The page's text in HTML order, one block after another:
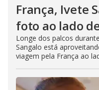
França, Ivete
foto ao lado
Longe dos palcos
Sangalo está
viagem pela França ao